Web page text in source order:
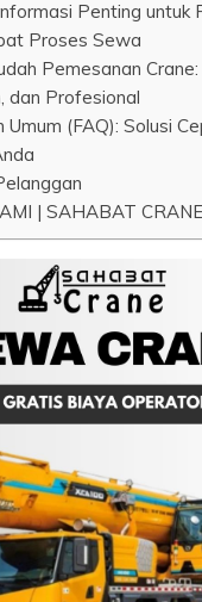
Penting untuk
Proses Sewa
Pemesanan
dan Profesional
(FAQ): Solusi
| SAHABAT CRANE